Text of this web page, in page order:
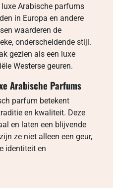
Arabische parfums
in Europa en andere
waarderen de
onderscheidende stijl.
gezien als een luxe
Westerse geuren.
Arabische Parfums
parfum betekent
en kwaliteit. Deze
en laten een blijvende
ze niet alleen een geur,
identiteit en